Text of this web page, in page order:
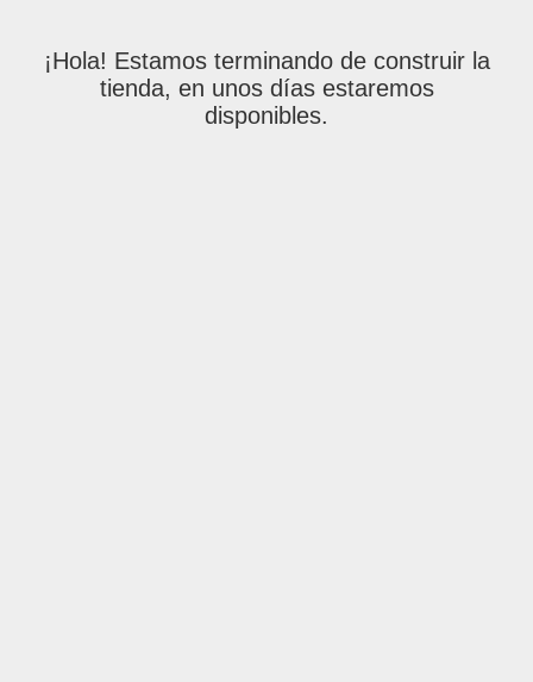
¡Hola! Estamos terminando de construir la
tienda, en unos días estaremos
disponibles.